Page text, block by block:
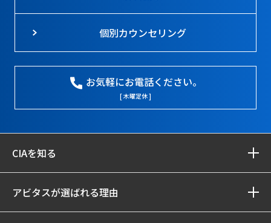
個別カウンセリング
お気軽にお電話ください。
[ 木曜定休 ]
CIAを知る
アビタスが選ばれる理由